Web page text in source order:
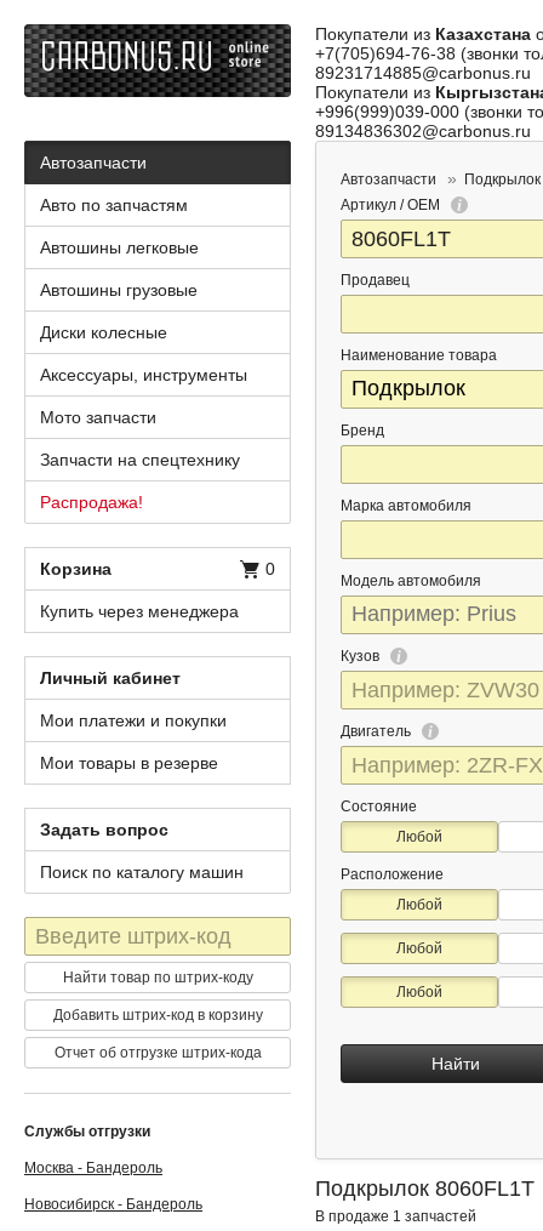
Покупатели из Казахстана
+7(705)694-76-38 (звонки
89231714885@carbonus.ru
Покупатели из
+996(999)039-000 (звонки
89134836302@carbonus.ru
Автозапчасти
Подкрылок
Артикул / OEM
Продавец
Наименование товара
Бренд
Марка автомобиля
Модель автомобиля
Кузов
Двигатель
Состояние
Любой
Расположение
Любой
Любой
Любой
Найти
Подкрылок 8060FL1T
В продаже 1 запчастей
Автозапчасти
Авто по запчастям
Автошины легковые
Автошины грузовые
Диски колесные
Аксессуары, инструменты
Мото запчасти
Запчасти на спецтехнику
Распродажа!
Корзина 0
Купить через менеджера
Личный кабинет
Мои платежи и покупки
Мои товары в резерве
Задать вопрос
Поиск по каталогу машин
Штрих-
код
Найти товар по штрих-коду
Добавить штрих-код в корзину
Отчет об отгрузке штрих-кода
Службы отгрузки
Москва - Бандероль
Новосибирск - Бандероль